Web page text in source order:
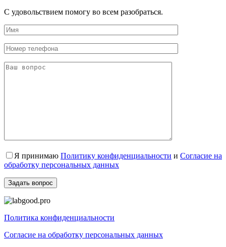
С удовольствием помогу во всем разобраться.
Я принимаю Политику конфиденциальности и Согласие на
обработку персональных данных
Политика конфиденциальности
Согласие на обработку персональных данных